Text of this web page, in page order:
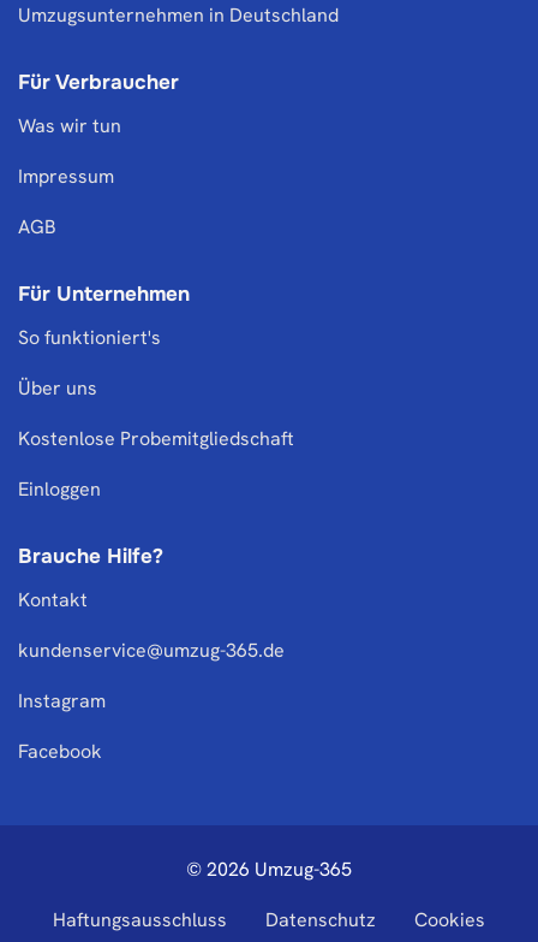
Umzugsunternehmen in Deutschland
Für Verbraucher
Was wir tun
Impressum
AGB
Für Unternehmen
So funktioniert's
Über uns
Kostenlose Probemitgliedschaft
Einloggen
Brauche Hilfe?
Kontakt
kundenservice@umzug-365.de
Instagram
Facebook
© 2026 Umzug-365
Haftungsausschluss
Datenschutz Cookies